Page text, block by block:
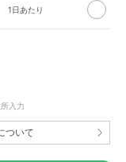
入力
ついて